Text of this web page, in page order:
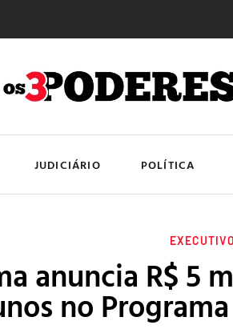
JUDICIÁRIO POLÍTICA
EXECUTIVO
anuncia R$ 5
no